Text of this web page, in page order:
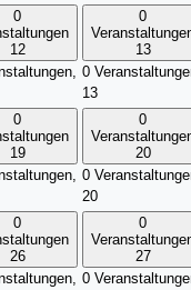
0
12
0
13
0
13
0
19
0
20
0
20
0
26
0
27
0